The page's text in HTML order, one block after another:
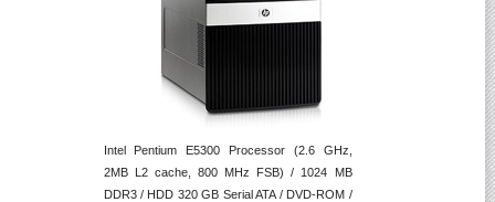
Intel Pentium E5300 Processor (2.6 GHz,
2MB L2 cache, 800 MHz FSB) / 1024 MB
DDR3 / HDD 320 GB Serial ATA / DVD-ROM /